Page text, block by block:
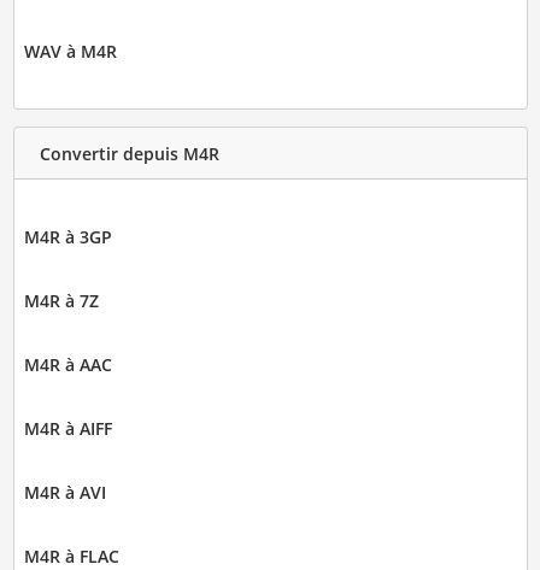
WAV à M4R
Convertir depuis M4R
M4R à 3GP
M4R à 7Z
M4R à AAC
M4R à AIFF
M4R à AVI
M4R à FLAC